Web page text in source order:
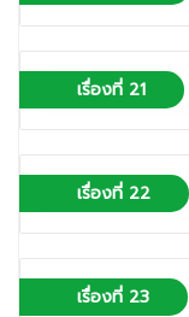
เรื่องที่ 21
เรื่องที่ 22
เรื่องที่ 23